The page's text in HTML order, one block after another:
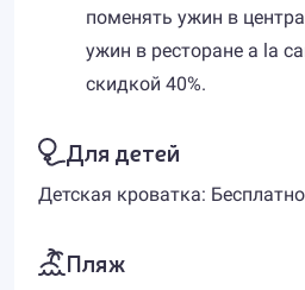
поменять ужин в
ужин в ресторане a la
скидкой 40%.
Для детей
Детская кроватка: Бесплатно
Пляж